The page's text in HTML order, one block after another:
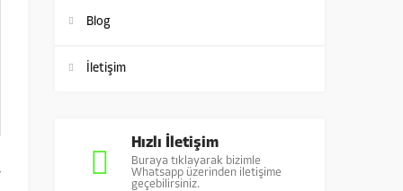
Blog
İletişim
Hızlı İletişim
Buraya tıklayarak bizimle
Whatsapp üzerinden iletişime
geçebilirsiniz.